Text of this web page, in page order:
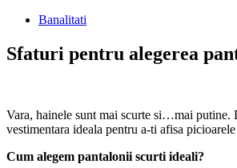
Banalitati
Sfaturi pentru alegerea
Vara, hainele sunt mai scurte si…mai putine.
vestimentara ideala pentru a-ti afisa
Cum alegem pantalonii scurti ideali?